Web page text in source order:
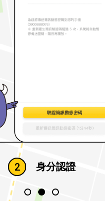
3 綁定成功